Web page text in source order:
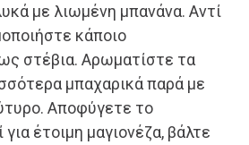
με λιωμένη μπανάνα. Αντί
κάποιο
στέβια. Αρωματίστε τα
μπαχαρικά παρά με
Αποφύγετε το
για έτοιμη μαγιονέζα, βάλτε